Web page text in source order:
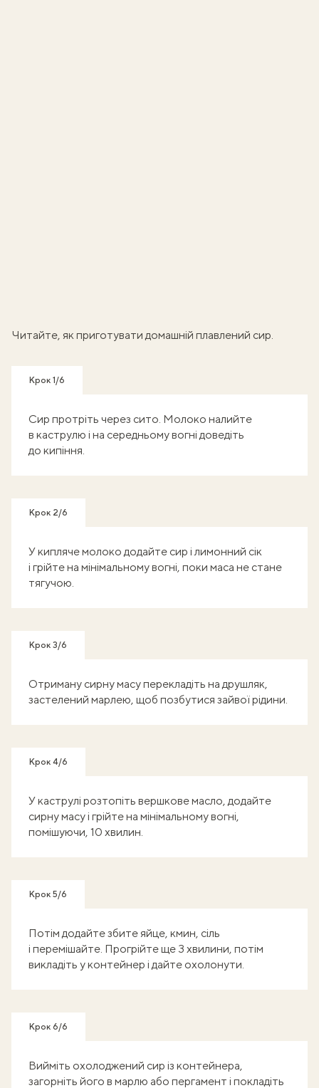
Читайте, як приготуватидомашній плавлений сир.
Крок 1/6
Сир протріть через сито. Молоко налийте
в каструлю і на середньому вогні доведіть
до кипіння.
Крок 2/6
У кипляче молоко додайте сир і лимонний сік
і грійте на мінімальному вогні, поки маса не стане
тягучою.
Крок 3/6
Отриману сирну масу перекладіть на друшляк,
застелений марлею, щоб позбутися зайвої рідини.
Крок 4/6
У каструлі розтопіть вершкове масло, додайте
сирну масу і грійте на мінімальному вогні,
помішуючи, 10 хвилин.
Крок 5/6
Потім додайте збите яйце, кмин, сіль
і перемішайте. Прогрійте ще 3 хвилини, потім
викладіть у контейнер і дайте охолонути.
Крок 6/6
Вийміть охолоджений сир із контейнера,
загорніть його в марлю або пергамент і покладіть